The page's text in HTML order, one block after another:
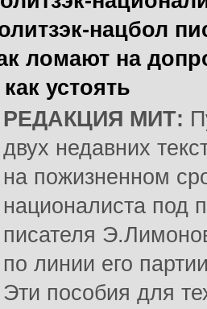
нацбол
ломают на
устоять
РЕДАКЦИЯ МИТ:
двух недавних
на пожизненном
националиста под
писателя
по линии его
Эти пособия для